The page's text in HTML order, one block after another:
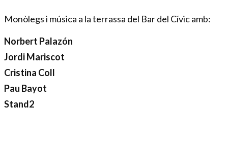
Monòlegs i música a la terrassa del Bar del Cívic amb:
Norbert Palazón
Jordi Mariscot
Cristina Coll
Pau Bayot
Stand2